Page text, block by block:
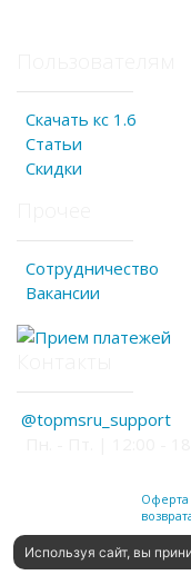
Скачать кс 1.6
Статьи
Скидки
Сотрудничество
Вакансии
@topmsru_support
Оферта
Используя сайт, вы